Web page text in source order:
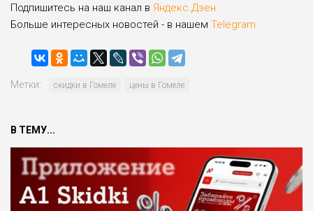
Подпишитесь на наш канал в Яндекс.Дзен
Больше интересных новостей - в нашем Telegram
Метки: скидки в Гомеле цены в Гомеле
В ТЕМУ...